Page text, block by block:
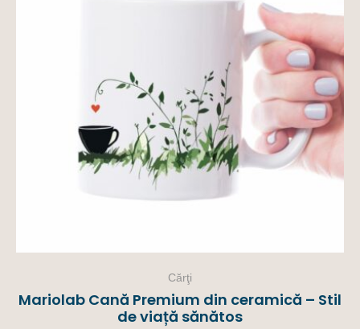
Cărţi
Mariolab Cană Premium din ceramică – Stil
de viață sănătos